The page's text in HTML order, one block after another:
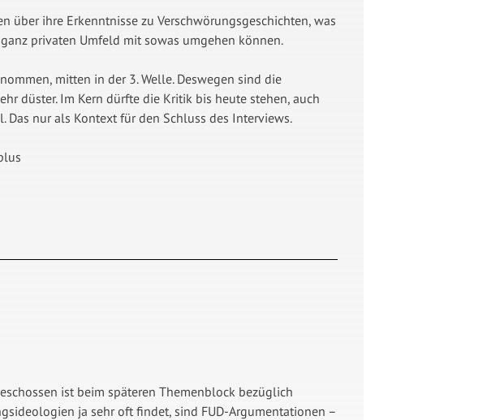
über ihre Erkenntnisse zu Verschwörungsgeschichten, was
privaten Umfeld mit sowas umgehen können.
mitten in der 3. Welle. Deswegen sind die
düster. Im Kern dürfte die Kritik bis heute stehen, auch
nur als Kontext für den Schluss des Interviews.
ist beim späteren Themenblock bezüglich
ja sehr oft findet, sind FUD-Argumentationen –